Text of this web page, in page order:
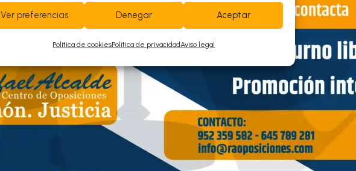
Aceptar
Denegar
Ver preferencias
Política de cookiesPolítica de privacidadAviso legal
952 359 582 +34 645 789 281
info@raoposiciones.com
Avenida de las Américas N o3, Edificio América;
bloque 1, 4ªplanta Oficina C4 CP 29006
(Código de Portero 1019)
Síguenos en nuestras redes sociales